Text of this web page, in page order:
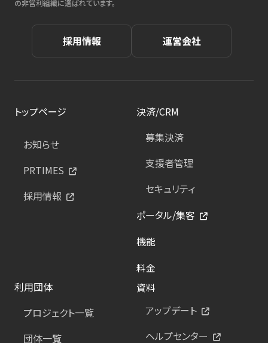
の非営利組織に選ばれています。
採用情報 運営会社
トップページ
お知らせ
PRTIMES
採用情報
決済/CRM
募集決済
支援者管理
セキュリティ
ポータル/集客
機能
料金
利用団体
プロジェクト一覧
団体一覧
資料
アップデート
ヘルプセンター